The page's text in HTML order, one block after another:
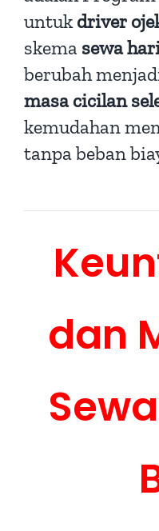
untuk driver
skema sewa
berubah
masa cicilan
kemudahan
tanpa beban
dan